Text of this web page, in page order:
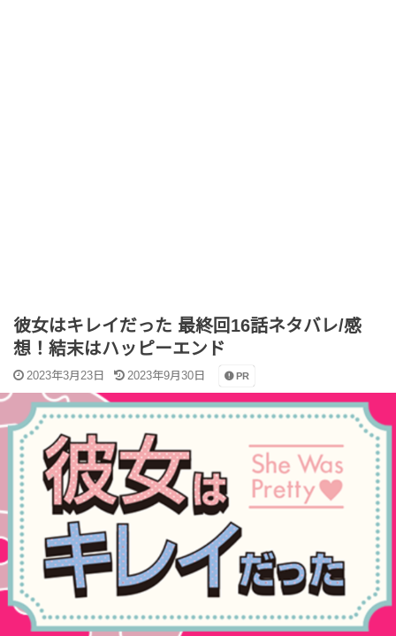
彼女はキレイだった 最終回16話ネタバレ/感
想！結末はハッピーエンド
2023年3月23日 2023年9月30日 PR